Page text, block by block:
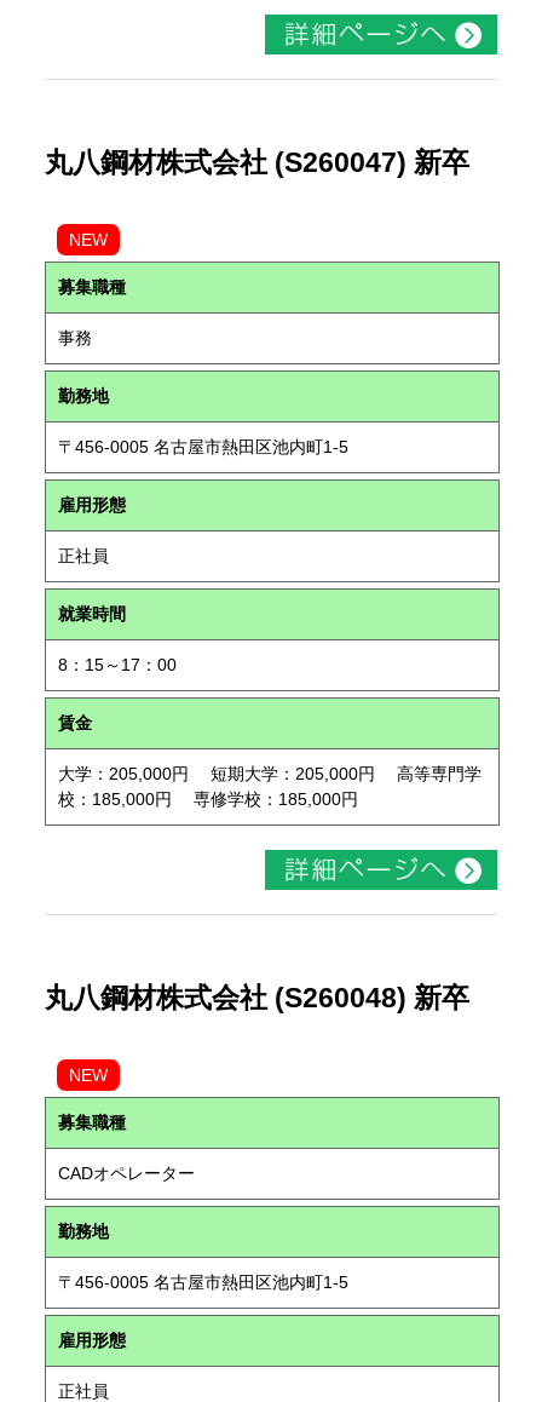
丸八鋼材株式会社 (S260047) 新卒
NEW
募集職種
事務
勤務地
〒456-0005 名古屋市熱田区池内町1-5
雇用形態
正社員
就業時間
8：15～17：00
賃金
大学：205,000円 短期大学：205,000円 高等専門学
校：185,000円 専修学校：185,000円
丸八鋼材株式会社 (S260048) 新卒
NEW
募集職種
CADオペレーター
勤務地
〒456-0005 名古屋市熱田区池内町1-5
雇用形態
正社員